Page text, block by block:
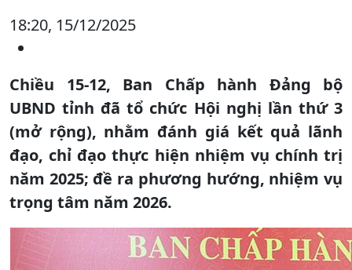
18:20, 15/12/2025
Chiều 15-12, Ban Chấp hành Đảng bộ
UBND tỉnh đã tổ chức Hội nghị lần thứ 3
(mở rộng), nhằm đánh giá kết quả lãnh
đạo, chỉ đạo thực hiện nhiệm vụ chính trị
năm 2025; đề ra phương hướng, nhiệm vụ
trọng tâm năm 2026.